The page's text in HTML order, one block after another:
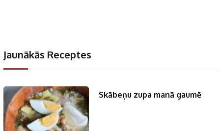
Jaunākās Receptes
Skābeņu zupa manā gaumē